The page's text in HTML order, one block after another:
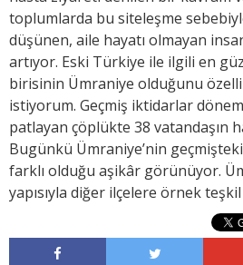
toplumlarda bu siteleşme
düşünen, aile hayatı olmayan
artıyor. Eski Türkiye ile ilgili en
birisinin Ümraniye olduğunu
istiyorum. Geçmiş iktidarlar
patlayan çöplükte 38 vatandaşın
Bugünkü Ümraniye’nin
farklı olduğu aşikâr görünüyor.
yapısıyla diğer ilçelere örnek